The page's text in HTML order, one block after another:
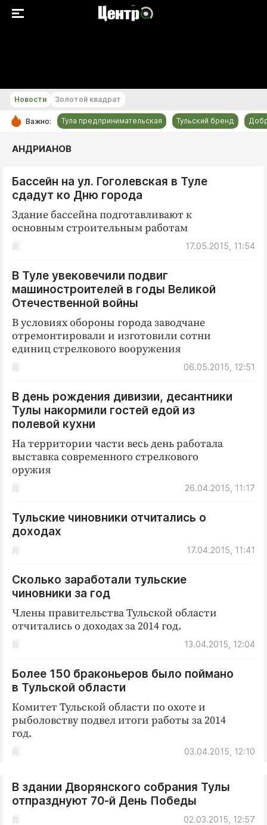
РУБРИКИ
Культура
Происшествия
Спорт
ДоброЦентр
Голодный шпион
Новости Золотой квадрат
Важно: Тула предпринимательская Тульский бренд
АНДРИАНОВ
Бассейн на ул. Гоголевская в Туле
сдадут ко Дню города
Здание бассейна подготавливают к
основным строительным работам
17.05.2015, 11:54
В Туле увековечили подвиг
машиностроителей в годы Великой
Отечественной войны
В условиях обороны города заводчане
отремонтировали и изготовили сотни
единиц стрелкового вооружения
06.05.2015, 12:51
В день рождения дивизии, десантники
Тулы накормили гостей едой из
полевой кухни
На территории части весь день работала
выставка современного стрелкового
оружия
26.04.2015, 11:17
Тульские чиновники отчитались о
доходах
17.04.2015, 11:41
Сколько заработали тульские
чиновники за год
Члены правительства Тульской области
отчитались о доходах за 2014 год.
13.04.2015, 12:04
Более 150 браконьеров было поймано
в Тульской области
Комитет Тульской области по охоте и
рыболовству подвел итоги работы за 2014
год.
03.04.2015, 12:10
В здании Дворянского собрания Тулы
отпразднуют 70-й День Победы
02.03.2015, 12:57